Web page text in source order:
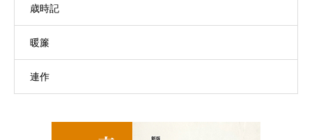
歳時記
暖簾
連作